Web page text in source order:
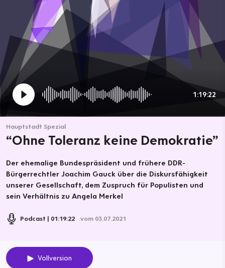
1:19:22
Hauptstadt Spezial
“Ohne Toleranz keine Demokratie”
Der ehemalige Bundespräsident und frühere DDR-
Bürgerrechtler Joachim Gauck über die Diskursfähigkeit
unserer Gesellschaft, dem Zuspruch für Populisten und
sein Verhältnis zu Angela Merkel
Podcast 01:19:22 vom 03.07.2021
Vollversion